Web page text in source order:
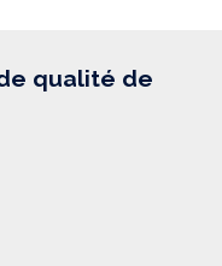
qualité de